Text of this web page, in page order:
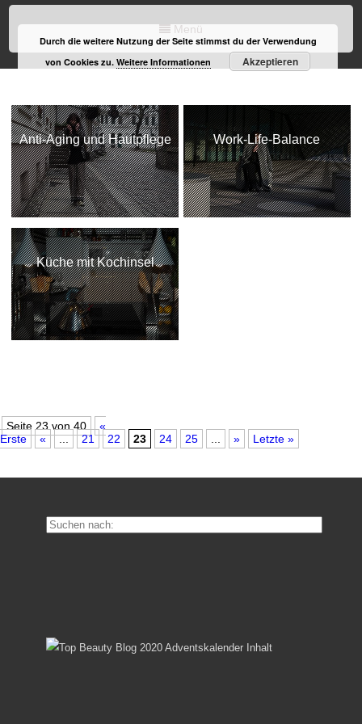
Menü
Anti-Aging und Hautpflege Work-Life-Balance
Küche mit Kochinsel
Seite 23 von 40
«
Erste
« ... 21 22 23 24 25 » Letzte »
Durch die weitere Nutzung der Seite stimmst du der Verwendung
von Cookies zu.Weitere Informationen Akzeptieren